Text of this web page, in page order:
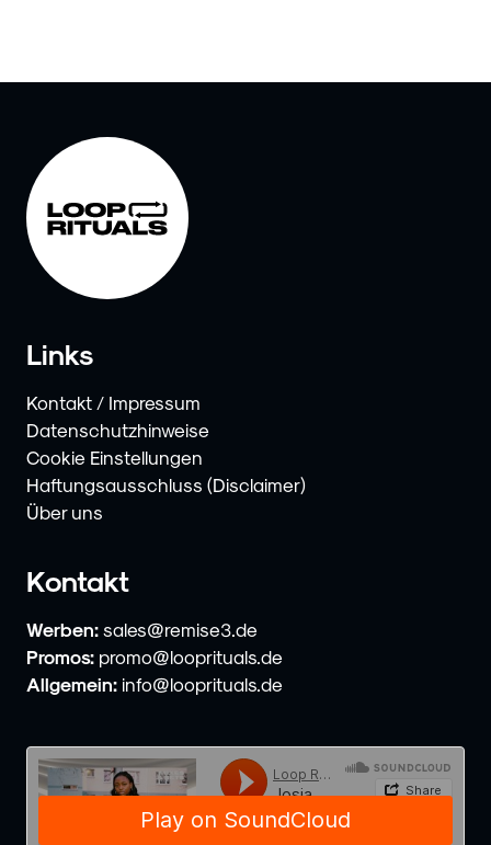
Links
Kontakt / Impressum
Datenschutzhinweise
Cookie Einstellungen
Haftungsausschluss (Disclaimer)
Über uns
Kontakt
Werben: sales@remise3.de
Promos: promo@looprituals.de
Allgemein: info@looprituals.de